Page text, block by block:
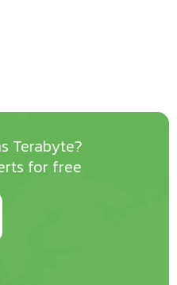
Terabyte?
for free